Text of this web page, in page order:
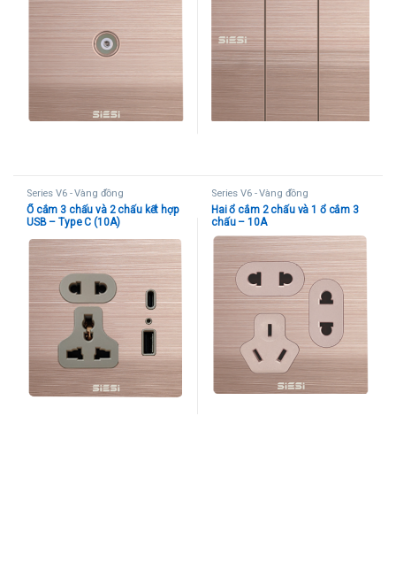
Series V6 - Vàng đồng
Ổ cắm 3 chấu và 2 chấu kết hợp
USB – Type C (10A)
Series V6 - Vàng đồng
Hai ổ cắm 2 chấu và 1 ổ cắm 3
chấu – 10A